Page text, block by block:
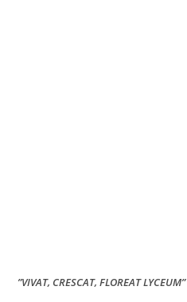
”VIVAT, CRESCAT, FLOREAT LYCEUM”